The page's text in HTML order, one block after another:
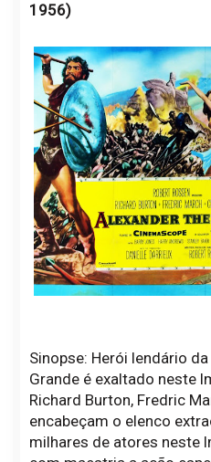
1956)
Sinopse: Herói lendário
Grande é exaltado neste
Richard Burton, Fredric
encabeçam o elenco
milhares de atores neste